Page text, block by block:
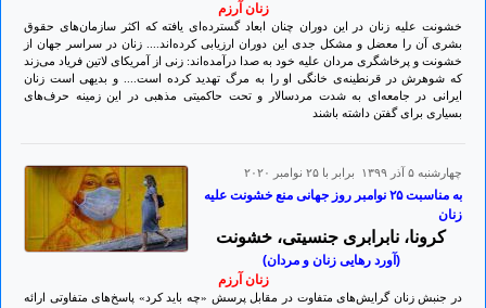
زنان آرزم
خشونت علیه زنان در این دوران چنان ابعاد گسترده‌ای یافته که اکثر سازمان‌های حقوق
بشری آن را معضل و مشکل جدی این دوران ارزیابی کرده‌اند.... زنان در سراسر جهان از
خشونت و پرخاشگری مردان علیه خود به صدا درآمده‌اند: زنی از آمریکای لاتین فریاد می‌زند
که شوهرش در قرنطینه‌ی خانگی او را به مرگ تهدید کرده است.... و بدیهی است زنان
ایرانی در جامعه‌ای به شدت مردسالار و تحت حاکمیتی مذهبی در این زمینه حرف‌های
بسیاری برای گفتن داشته باشند
چهارشنبه ۵ آذر ۱۳۹۹ برابر با ۲۵ نوامبر ۲۰۲۰
به مناسبت ۲۵ نوامبر روز جهانی منع خشونت علیه
زنان
کرونا، نابرابری جنسیتی، خشونت
(آورد رهایی زنان و مردان)
زنان آرزم
در جنبش زنان گرایش‌های متفاوت در مقابل پرسش «چه باید کرد» پاسخ‌های متفاوتی ارائه